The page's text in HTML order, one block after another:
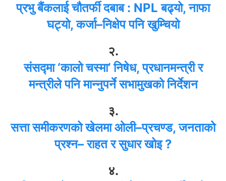
प्रभु बैंकलाई चौतर्फी दबाब : NPL बढ्यो, नाफा
घट्यो, कर्जा–निक्षेप पनि खुम्चियो
२.
संसद्मा ‘कालो चस्मा’ निषेध, प्रधानमन्त्री र
मन्त्रीले पनि मान्नुपर्ने सभामुखको निर्देशन
३.
सत्ता समीकरणको खेलमा ओली–प्रचण्ड, जनताको
प्रश्न– राहत र सुधार खोइ ?
४.